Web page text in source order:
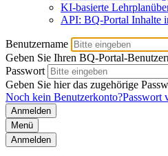
KI-basierte
API: BQ-Portal Inhalte
Benutzername
Geben Sie Ihren BQ-Portal-
Passwort
Geben Sie hier das zugehörige
Noch kein Benutzerkonto?Passwort
Menü
Anmelden